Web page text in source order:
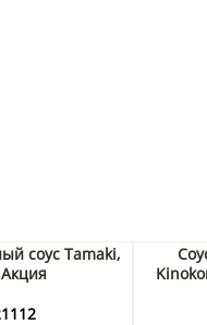
соус Tamaki,